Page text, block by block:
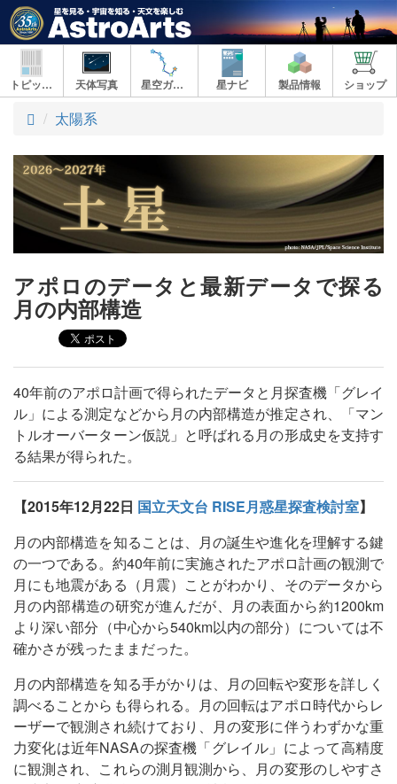
トピックス 天体写真 星空ガイド 星ナビ 製品情報 ショップ
ト
プ
太陽系
アポロのデータと最新データで探る
月の内部構造
40年前のアポロ計画で得られたデータと月探査機「グレイ
ル」による測定などから月の内部構造が推定され、「マン
トルオーバーターン仮説」と呼ばれる月の形成史を支持す
る結果が得られた。
【2015年12月22日 国立天文台 RISE月惑星探査検討室】
月の内部構造を知ることは、月の誕生や進化を理解する鍵
の一つである。約40年前に実施されたアポロ計画の観測で
月にも地震がある（月震）ことがわかり、そのデータから
月の内部構造の研究が進んだが、月の表面から約1200km
より深い部分（中心から540km以内の部分）については不
確かさが残ったままだった。
月の内部構造を知る手がかりは、月の回転や変形を詳しく
調べることからも得られる。月の回転はアポロ時代からレ
ーザーで観測され続けており、月の変形に伴うわずかな重
力変化は近年NASAの探査機「グレイル」によって高精度
に観測され、これらの測月観測から、月の変形のしやすさ